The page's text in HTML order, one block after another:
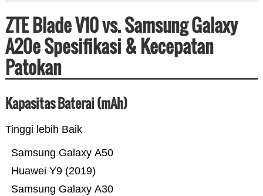
ZTE Blade V10 vs. Samsung Galaxy
A20e Spesifikasi & Kecepatan
Patokan
Kapasitas Baterai (mAh)
Tinggi lebih Baik
Samsung Galaxy A30
Huawei Y9 (2019)
Samsung Galaxy A50